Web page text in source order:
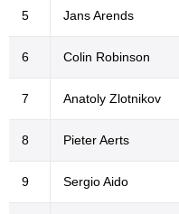
5 Jans Arends
6 Colin Robinson
7 Anatoly Zlotnikov
8 Pieter Aerts
9 Sergio Aido